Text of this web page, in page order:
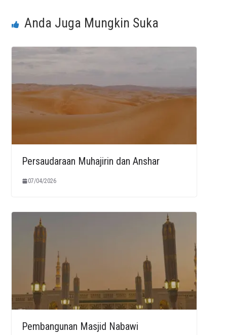
Anda Juga Mungkin Suka
Persaudaraan Muhajirin dan Anshar
07/04/2026
Pembangunan Masjid Nabawi